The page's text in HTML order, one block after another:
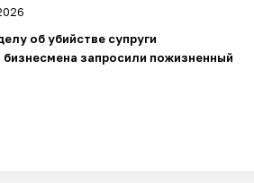
об убийстве супруги
запросили пожизненный